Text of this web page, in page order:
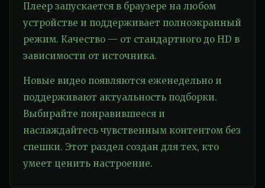
Плеер запускается в браузере на любом
устройстве и поддерживает полноэкранный
режим. Качество — от стандартного до HD в
зависимости от источника.
Новые видео появляются еженедельно и
поддерживают актуальность подборки.
Выбирайте понравившееся и
наслаждайтесь чувственным контентом без
спешки. Этот раздел создан для тех, кто
умеет ценить настроение.